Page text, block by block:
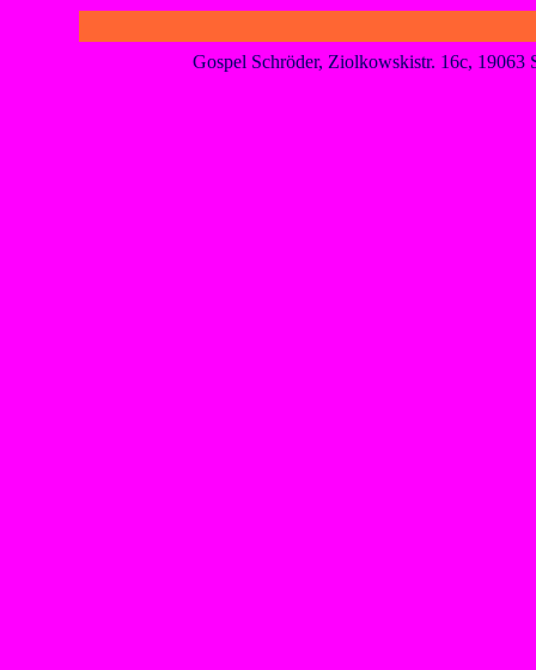
Gospel Schröder, Ziolkowskistr. 16c,